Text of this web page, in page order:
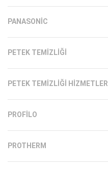
PANASONIC
PETEK TEMIZLIĞI
PETEK TEMIZLIĞI HIZMETLERI
PROFILO
PROTHERM